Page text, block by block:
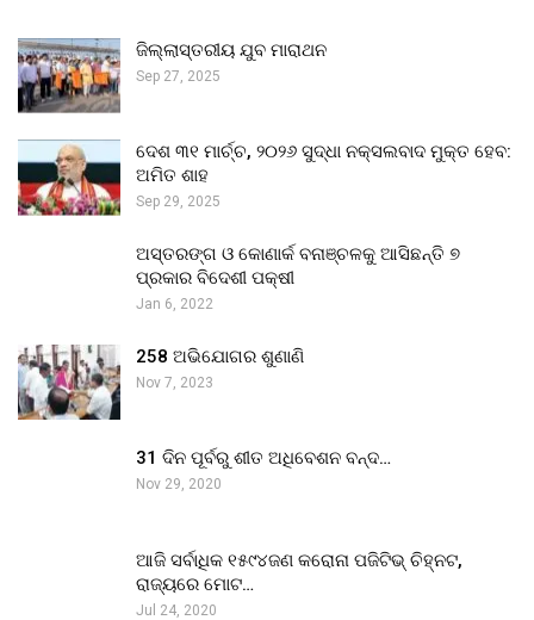
ଜିଲ୍ଲାସ୍ତରୀୟ ଯୁବ ମାରାଥନ
Sep 27, 2025
ଦେଶ ୩୧ ମାର୍ଚ୍ଚ, ୨୦୨୬ ସୁଦ୍ଧା ନକ୍ସଲବାଦ ମୁକ୍ତ ହେବ:
ଅମିତ ଶାହ
Sep 29, 2025
ଅସ୍ତରଙ୍ଗ ଓ କୋଣାର୍କ ବନାଞ୍ଚଳକୁ ଆସିଛନ୍ତି ୭
ପ୍ରକାର ବିଦେଶୀ ପକ୍ଷୀ
Jan 6, 2022
258 ଅଭିଯୋଗର ଶୁଣାଣି
Nov 7, 2023
31 ଦିନ ପୂର୍ବରୁ ଶୀତ ଅଧିବେଶନ ବନ୍ଦ…
Nov 29, 2020
ଆଜି ସର୍ବାଧିକ ୧୫୯୪ଜଣ କରୋନା ପଜିଟିଭ୍ ଚିହ୍ନଟ,
ରାଜ୍ୟରେ ମୋଟ…
Jul 24, 2020